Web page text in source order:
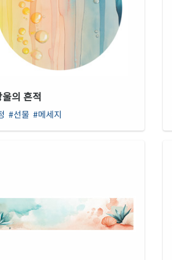
의 흔적
#선물 #메세지